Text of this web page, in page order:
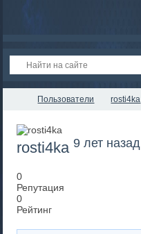
Пользователи rosti4ka
rosti4ka 9 лет назад
0
Репутация
0
Рейтинг